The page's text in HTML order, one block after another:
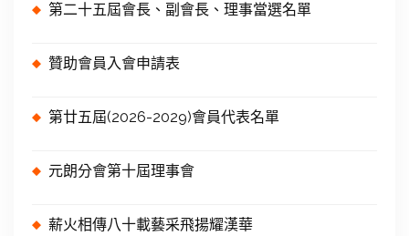
第二十五屆會長、副會長、理事當選名單
贊助會員入會申請表
第廿五屆(2026-2029)會員代表名單
元朗分會第十屆理事會
薪火相傳八十載藝采飛揚耀漢華